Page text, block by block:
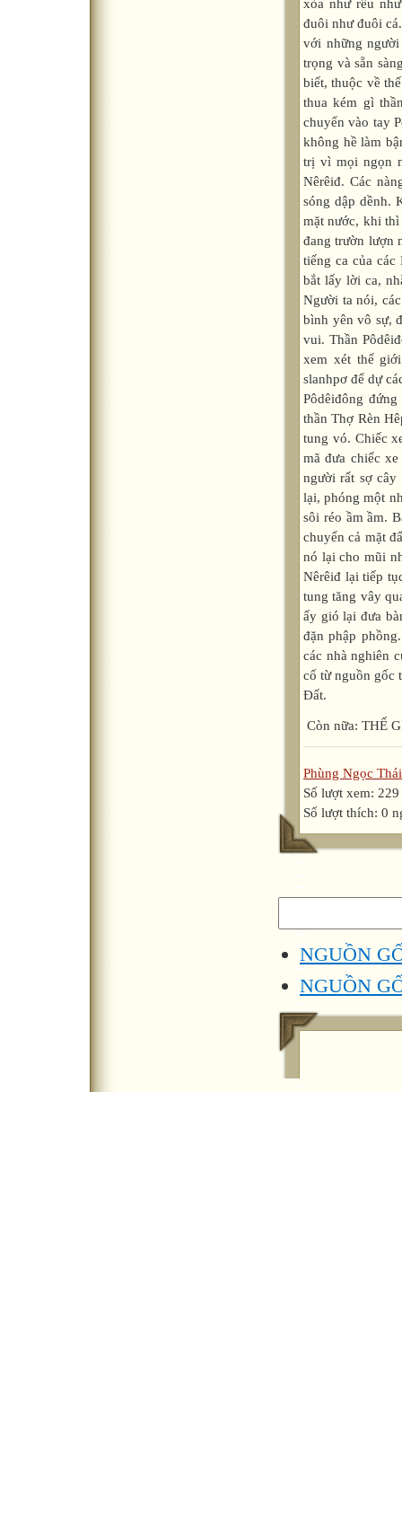
Còn nữa: THẾ
Phùng Ngọc Thái
Số lượt xem: 229
Số lượt thích: 0
NGUỒN
NGUỒN